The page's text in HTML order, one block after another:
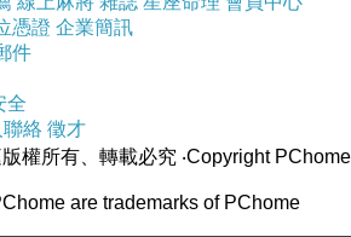
憑證 企業簡訊
件
全
絡 徵才
版權所有、轉載必究 ‧Copyright PChome
are trademarks of PChome